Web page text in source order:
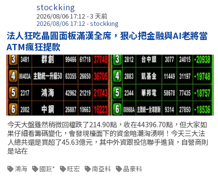
stockking
2026/08/06 17:12 - 3 天前
2026/08/06 17:12 - stockking
法人狂吃晶圓面板滿漢全席，狠心把金融與AI老將當
ATM瘋狂提款
今天大盤雖然稍微回檔跌了214.90點，收在44396.70點，但大家如
果仔細看籌碼變化，會發現檯面下的資金暗潮洶湧啊！今天三大法
人總共還是買超了45.63億元，其中外資跟投信聯手進貨，自營商則
是站在
鴻海 國巨* 旺宏 南亞科 晶豪科